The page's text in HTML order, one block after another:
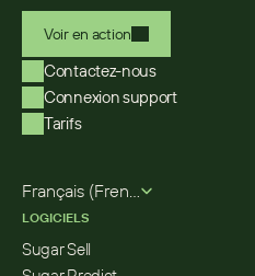
Voir en action
Contactez-nous
Connexion support
Tarifs
Français (French)
LOGICIELS
Sugar Sell